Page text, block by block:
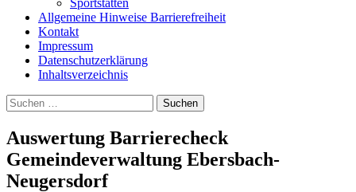
Allgemeine Hinweise Barrierefreiheit
Kontakt
Impressum
Datenschutzerklärung
Inhaltsverzeichnis
Suche
Suchen
nach:
Auswertung Barrierecheck
Gemeindeverwaltung Ebersbach-
Neugersdorf